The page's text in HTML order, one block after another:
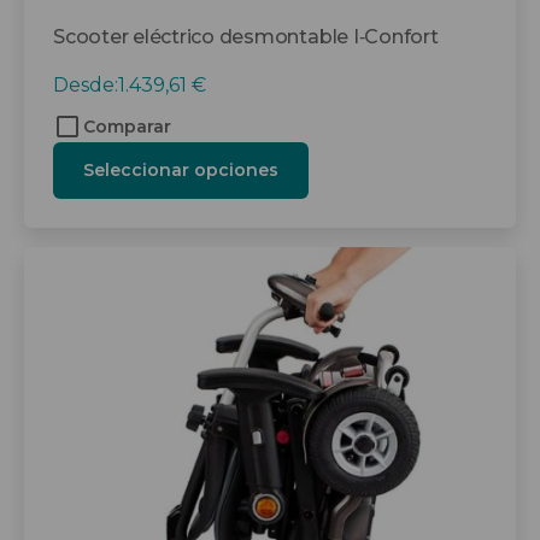
Scooter eléctrico desmontable I‑Confort
Desde:1.439,61 €
Comparar
Seleccionar opciones